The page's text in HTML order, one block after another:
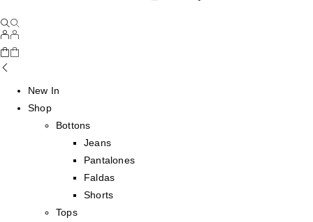
New In
Shop
Bottons
Jeans
Pantalones
Faldas
Shorts
Tops